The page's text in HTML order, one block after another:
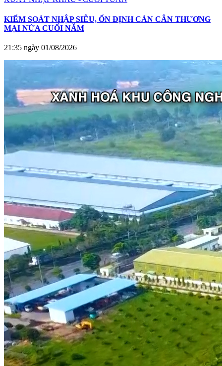
KIỂM SOÁT NHẬP SIÊU, ỔN ĐỊNH CÁN CÂN THƯƠNG
MẠI NỬA CUỐI NĂM
21:35 ngày 01/08/2026